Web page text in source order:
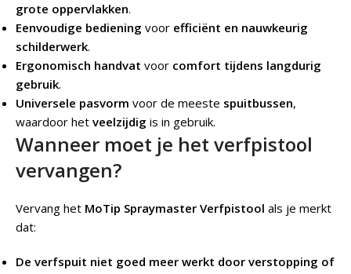
grote oppervlakken.
Eenvoudige bediening voor efficiënt en nauwkeurig
schilderwerk.
Ergonomisch handvat voor comfort tijdens langdurig
gebruik.
Universele pasvorm voor de meeste spuitbussen,
waardoor het veelzijdig is in gebruik.
Wanneer moet je het verfpistool
vervangen?
Vervang het MoTip Spraymaster Verfpistool als je merkt
dat:
De verfspuit niet goed meer werkt door verstopping of